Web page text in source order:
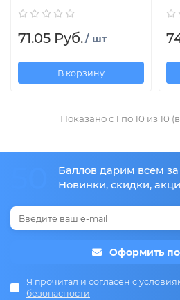
71.05 Руб./ шт
В корзину
Показано с 1 по 10 из 10
Баллов дарим всем
Новинки, скидки,
Оформить
Я прочитал и согласен с
безопасности